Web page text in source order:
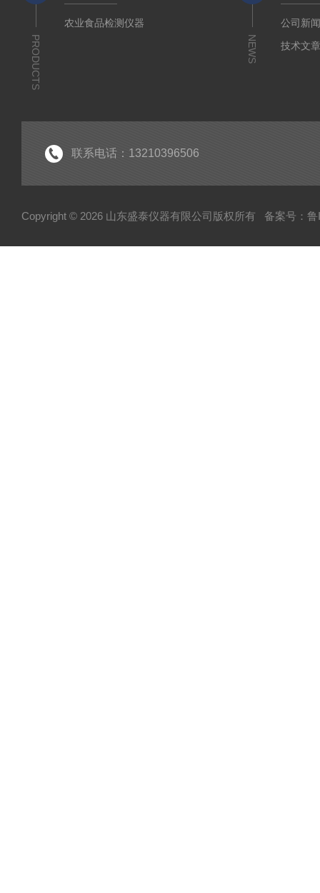
PRODUCTS
农业食品检测仪器
NEWS
公司新
技术文
联系电话：13210396506
Copyright © 2026 山东盛泰仪器有限公司版权所有 备案号：